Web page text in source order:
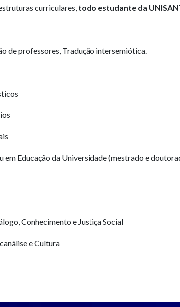
curriculares, todo estudante da
de professores, Tradução intersemiótica.
em Educação da Universidade (mestrado e
Conhecimento e Justiça Social
e Cultura